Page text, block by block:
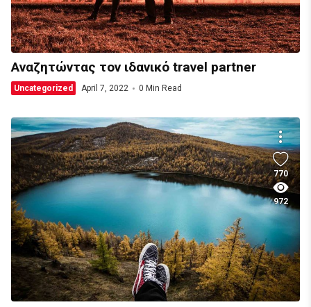
Αναζητώντας τον ιδανικό travel partner
Uncategorized April 7, 2022 0 Min Read
770
972